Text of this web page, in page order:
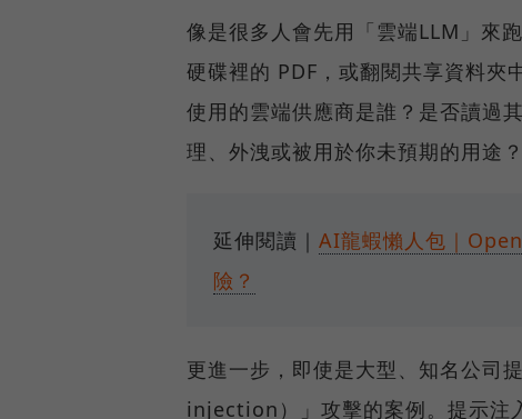
像是很多人會先用「雲端LLM」來
硬碟裡的 PDF，或翻閱共享資料夾
使用的雲端供應商是誰？是否讀過
理、外洩或被用於你未預期的用途？
延伸閱讀｜ AI龍蝦懶人包｜
險？
更進一步，即使是大型、知名公司
injection）」攻擊的案例。提示注